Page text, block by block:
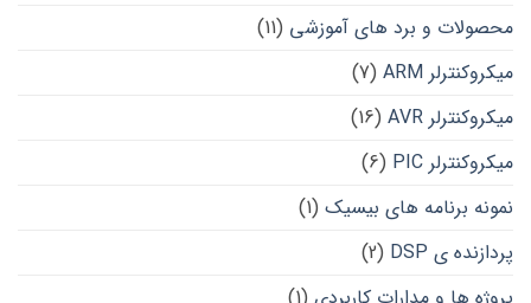
محصولات و برد های آموزشی (11)
میکروکنترلر ARM
(7)
میکروکنترلر AVR
(16)
میکروکنترلر PIC
(6)
نمونه برنامه های بیسیک (1)
پردازنده ی DSP
(2)